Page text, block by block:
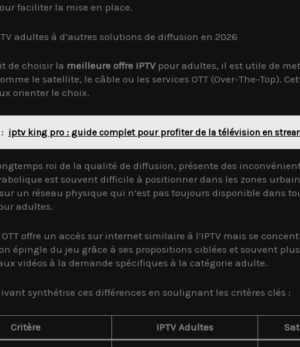
faciliter la mise en place.
adultes à d’autres solutions de diffusion en 2026
de choisir la meilleure offre IPTVpour adultes, il est utile de
le satellite, le câble ou les services OTT (Over-The-Top).
orienter le choix.
iptv king pro : guide complet pour profiter de la télévision en
roi de la qualité de diffusion, présente des
est souvent difficile à positionner dans les zones
un réseau physique qui n’est pas toujours disponible dans
adultes.
offre un accès sur internet similaire à l’IPTV mais se
épingle du jeu grâce à ses propositions ciblées et souvent
vidéos à la demande spécifiques à la catégorie adulte.
synthétise ces différences en soulignant les critères clés :
Critère IPTV Adultes